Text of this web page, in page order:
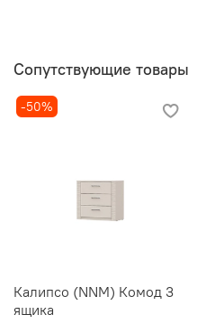
Сопутствующие товары
-50%
Калипсо (NNM) Комод 3
ящика